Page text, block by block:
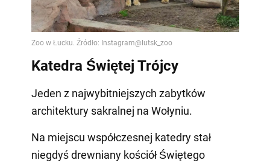
Katedra Świętej Trójcy
Jeden z najwybitniejszych zabytków
architektury sakralnej na Wołyniu.
Na miejscu współczesnej katedry stał
niegdyś drewniany kościół Świętego